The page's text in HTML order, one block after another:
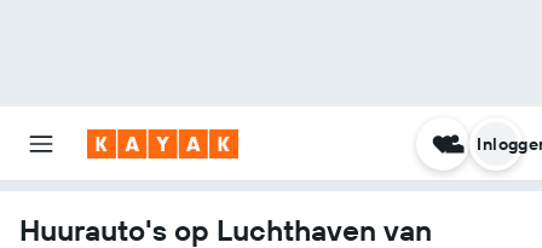
Huurauto's op Luchthaven van